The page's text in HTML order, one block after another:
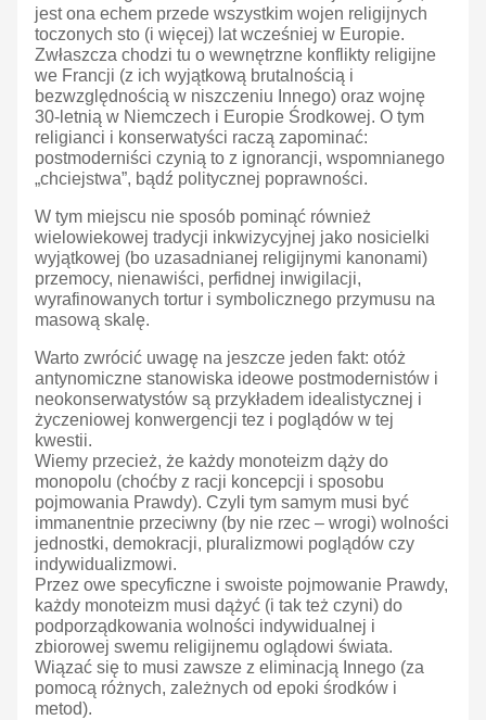
jest ona echem przede wszystkim wojen religijnych
toczonych sto (i więcej) lat wcześniej w Europie.
Zwłaszcza chodzi tu o wewnętrzne konflikty religijne
we Francji (z ich wyjątkową brutalnością i
bezwzględnością w niszczeniu Innego) oraz wojnę
30-letnią w Niemczech i Europie Środkowej. O tym
religianci i konserwatyści raczą zapominać:
postmoderniści czynią to z ignorancji, wspomnianego
„chciejstwa”, bądź politycznej poprawności.
W tym miejscu nie sposób pominąć również
wielowiekowej tradycji inkwizycyjnej jako nosicielki
wyjątkowej (bo uzasadnianej religijnymi kanonami)
przemocy, nienawiści, perfidnej inwigilacji,
wyrafinowanych tortur i symbolicznego przymusu na
masową skalę.
Warto zwrócić uwagę na jeszcze jeden fakt: otóż
antynomiczne stanowiska ideowe postmodernistów i
neokonserwatystów są przykładem idealistycznej i
życzeniowej konwergencji tez i poglądów w tej
kwestii.
Wiemy przecież, że każdy monoteizm dąży do
monopolu (choćby z racji koncepcji i sposobu
pojmowania Prawdy). Czyli tym samym musi być
immanentnie przeciwny (by nie rzec – wrogi) wolności
jednostki, demokracji, pluralizmowi poglądów czy
indywidualizmowi.
Przez owe specyficzne i swoiste pojmowanie Prawdy,
każdy monoteizm musi dążyć (i tak też czyni) do
podporządkowania wolności indywidualnej i
zbiorowej swemu religijnemu oglądowi świata.
Wiązać się to musi zawsze z eliminacją Innego (za
pomocą różnych, zależnych od epoki środków i
metod).